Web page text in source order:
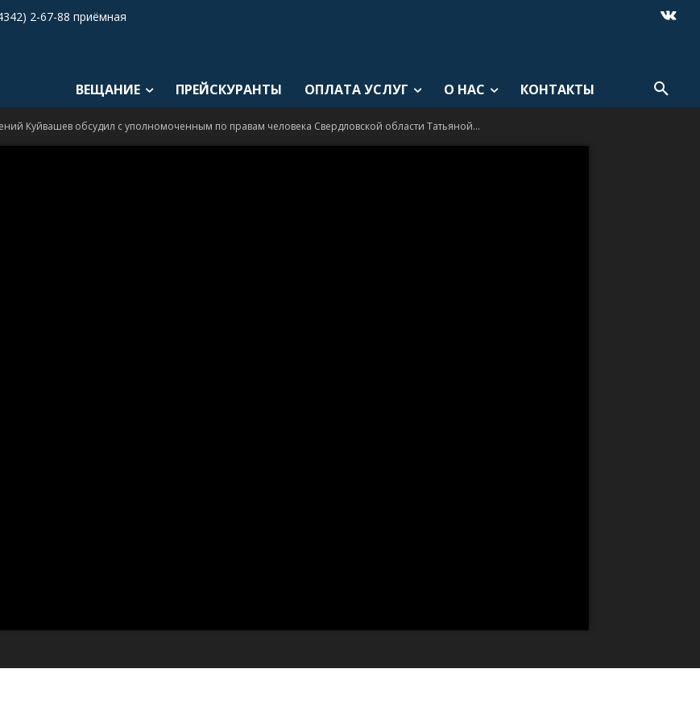
2-67-88 приёмная
ВЕЩАНИЕ ПРЕЙСКУРАНТЫ ОПЛАТА УСЛУГ О НАС КОНТАКТЫ
Куйвашев обсудил с уполномоченным по правам человека Свердловской области Татьяной...